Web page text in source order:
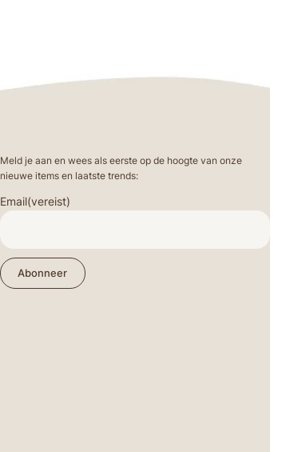
Meld je aan en wees als eerste op de hoogte van onze
nieuwe items en laatste trends:
Email(vereist)
Abonneer